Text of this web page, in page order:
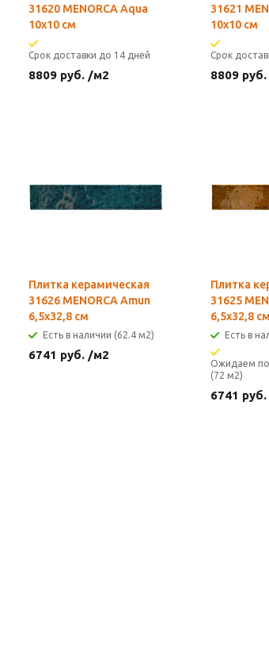
31620 MENORCA Aqua
10х10 см
Срок доставки до 14 дней
8809 руб. /м2
31621
10х10 см
Срок
8809 руб.
Плитка керамическая
31626 MENORCA Amun
6,5х32,8 см
Есть в наличии (62.4 м2)
6741 руб. /м2
Плитка
31625
6,5х32,8 см
Есть в
Ожидаем
(72 м2)
6741 руб.